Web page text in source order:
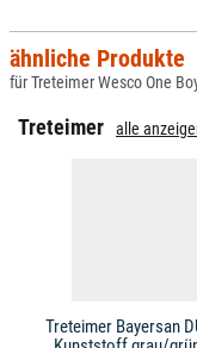
ähnliche Produkte
für Treteimer Wesco One
Treteimer alle
Treteimer Bayersan